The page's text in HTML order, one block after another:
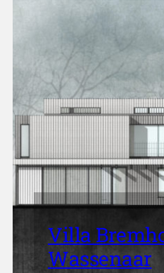
Villa
Wassenaar